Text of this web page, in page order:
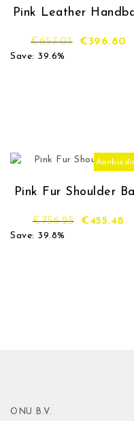
Pink Leather
€657.03 €396.80
Save: 39.6%
Pink Fur Shoulder
€756.25 €455.48
Save: 39.8%
ONU B.V.